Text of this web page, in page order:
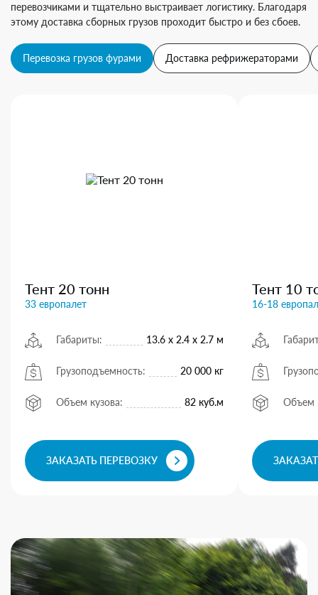
перевозчиками и тщательно выстраивает логистику. Благодаря
этому доставка сборных грузов проходит быстро и без сбоев.
Перевозка грузов фурами Доставка рефрижераторами
Тент 20 тонн
33 европалет
Габариты: 13.6 х 2.4 х 2.7 м
Грузоподъемность: 20 000 кг
Объем кузова: 82 куб.м
ЗАКАЗАТЬ ПЕРЕВОЗКУ
Тент 10
16-18
Объем